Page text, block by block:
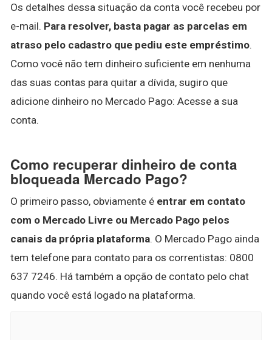
Os detalhes dessa situação da conta você recebeu por
e-mail. Para resolver, basta pagar as parcelas em
atraso pelo cadastro que pediu este empréstimo.
Como você não tem dinheiro suficiente em nenhuma
das suas contas para quitar a dívida, sugiro que
adicione dinheiro no Mercado Pago: Acesse a sua
conta.
Como recuperar dinheiro de conta
bloqueada Mercado Pago?
O primeiro passo, obviamente é entrar em contato
com o Mercado Livre ou Mercado Pago pelos
canais da própria plataforma. O Mercado Pago ainda
tem telefone para contato para os correntistas: 0800
637 7246. Há também a opção de contato pelo chat
quando você está logado na plataforma.